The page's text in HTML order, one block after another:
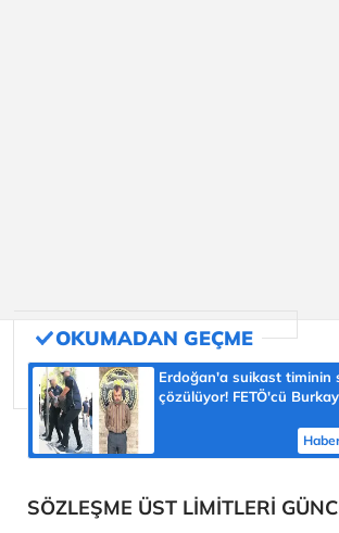
Erdoğan'a suikast timinin
çözülüyor! FETÖ'cü Burkay
SÖZLEŞME ÜST LİMİTLERİ